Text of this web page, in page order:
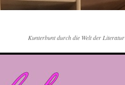
Kunterbunt durch die Welt der Literatur